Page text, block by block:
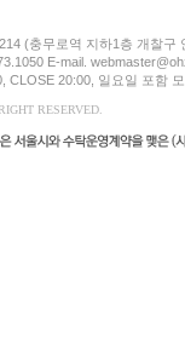
(충무로역 지하1층 개찰구
E-mail.
CLOSE 20:00, 일요일 포함
RESERVED.